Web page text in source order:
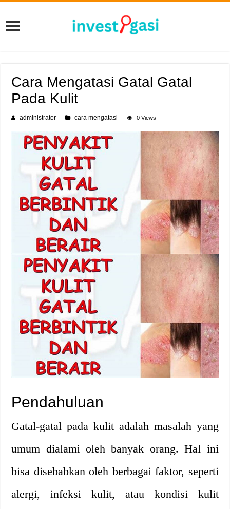
Cara Mengatasi Gatal Gatal
Pada Kulit
administrator cara mengatasi 0 Views
Pendahuluan
Gatal-gatal pada kulit adalah masalah yang
umum dialami oleh banyak orang. Hal ini
bisa disebabkan oleh berbagai faktor, seperti
alergi, infeksi kulit, atau kondisi kulit